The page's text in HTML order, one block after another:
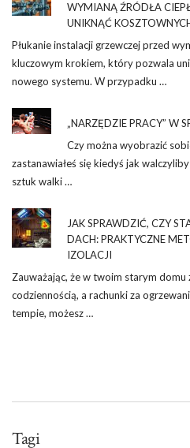
WYMIANĄ ŹRÓDŁA
UNIKNĄĆ
Płukanie instalacji grzewczej przed
kluczowym krokiem, który pozwala
nowego systemu. W przypadku …
„NARZĘDZIE PRACY” W
Czy można wyobrazić
zastanawiałeś się kiedyś jak
sztuk walki …
JAK SPRAWDZIĆ, CZY
DACH: PRAKTYCZNE
IZOLACJI
Zauważając, że w twoim starym domu
codziennością, a rachunki za
tempie, możesz …
Tagi